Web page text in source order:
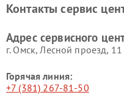
Контакты сервис
Адрес сервисного
г. Омск, ​Лесной проезд, 11
Горячая линия:
+7 (381) 267-81-50